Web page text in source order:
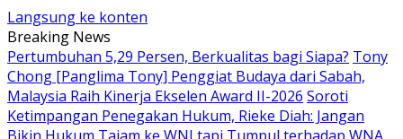
Langsung ke konten
Breaking News
Pertumbuhan 5,29 Persen, Berkualitas bagi Siapa? Tony
Chong [Panglima Tony] Penggiat Budaya dari Sabah,
Malaysia Raih Kinerja Ekselen Award II-2026 Soroti
Ketimpangan Penegakan Hukum, Rieke Diah: Jangan